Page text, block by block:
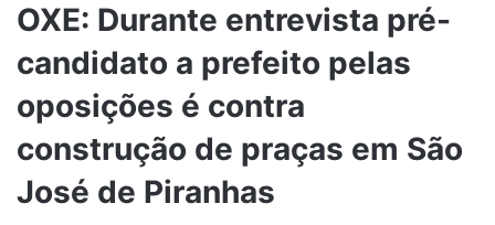
OXE: Durante entrevista pré-
candidato a prefeito pelas
oposições é contra
construção de praças em São
José de Piranhas